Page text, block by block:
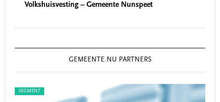
Volkshuisvesting – Gemeente Nunspeet
GEMEENTE.NU PARTNERS
SEGMENT